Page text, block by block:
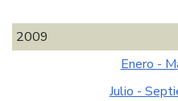
2009
Enero -
Julio -